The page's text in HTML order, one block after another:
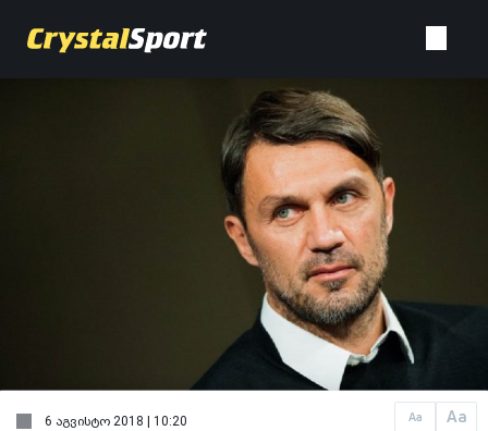
Aa Aa
6 აგვისტო 2018 | 10:20